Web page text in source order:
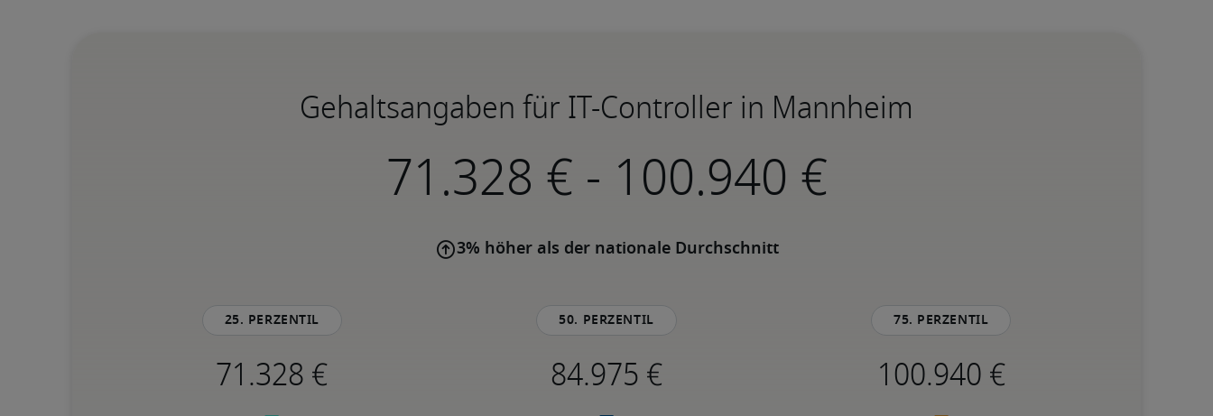
Gehaltsangaben für IT-Controller in Mannheim
-
3% höher als der nationale Durchschnitt
25. Perzentil 50. Perzentil 75. Perzentil